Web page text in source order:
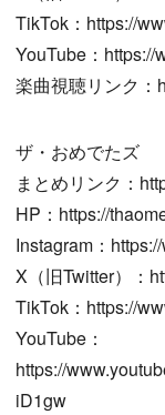
TikTok：https://
YouTube：https://
楽曲視聴リンク：
ザ・おめでたズ
まとめリンク：
HP：https://
Instagram：
X（旧Twitter）：
TikTok：https://
YouTube：
https://
iD1gw